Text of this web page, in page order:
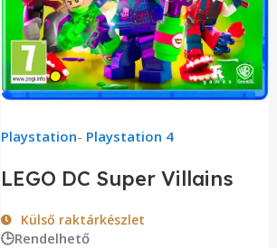
Playstation- Playstation 4
LEGO DC Super Villains
Külső raktárkészlet
🕒Rendelhető